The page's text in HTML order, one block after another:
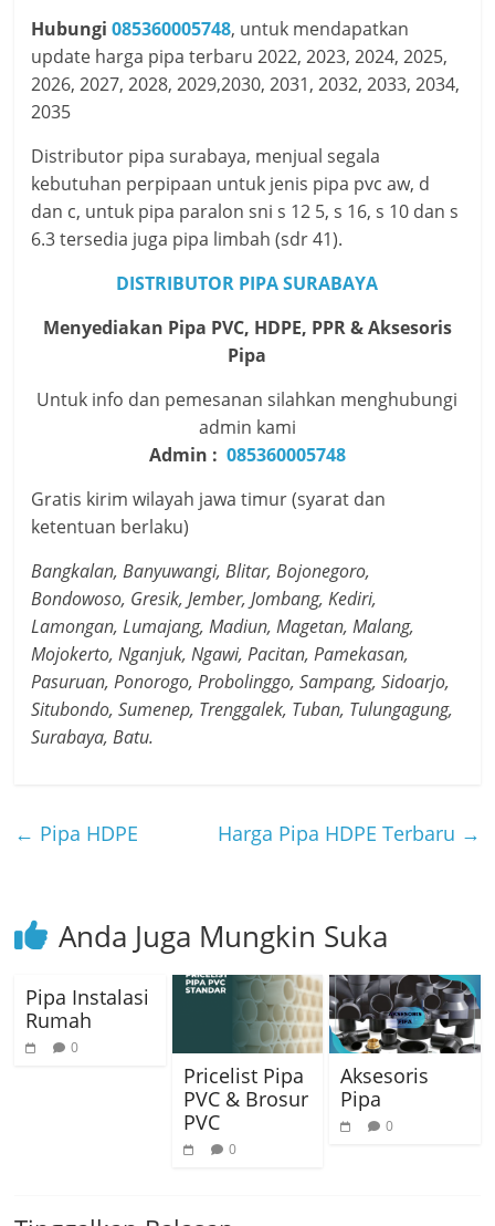
Hubungi085360005748, untuk mendapatkan
update harga pipa terbaru 2022, 2023, 2024, 2025,
2026, 2027, 2028, 2029,2030, 2031, 2032, 2033, 2034,
2035
Distributor pipa surabaya, menjual segala
kebutuhan perpipaan untuk jenis pipa pvc aw, d
dan c, untuk pipa paralon sni s 12 5, s 16, s 10 dan s
6.3 tersedia juga pipa limbah (sdr 41).
DISTRIBUTOR PIPA SURABAYA
Menyediakan Pipa PVC, HDPE, PPR & Aksesoris
Pipa
Untuk info dan pemesanan silahkan menghubungi
admin kami
Admin : 085360005748
Gratis kirim wilayah jawa timur (syarat dan
ketentuan berlaku)
Bangkalan, Banyuwangi, Blitar, Bojonegoro,
Bondowoso, Gresik, Jember, Jombang, Kediri,
Lamongan, Lumajang, Madiun, Magetan, Malang,
Mojokerto, Nganjuk, Ngawi, Pacitan, Pamekasan,
Pasuruan, Ponorogo, Probolinggo, Sampang, Sidoarjo,
Situbondo, Sumenep, Trenggalek, Tuban, Tulungagung,
Surabaya, Batu.
← Pipa HDPE Harga Pipa HDPE Terbaru →
Anda Juga Mungkin Suka
Pipa Instalasi
Rumah
0
Pricelist Pipa
PVC & Brosur
PVC
0
Aksesoris
Pipa
0